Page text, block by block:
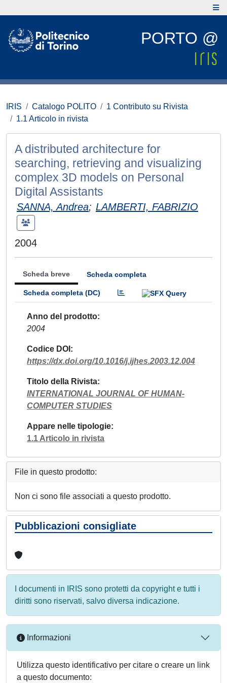
PORTO @
IRIS Catalogo POLITO
1 Contributo su Rivista
1.1 Articolo in rivista
A distributed architecture for
searching, retrieving and visualizing
complex 3D models on Personal
Digital Assistants
SANNA, Andrea; LAMBERTI, FABRIZIO
2004
Scheda breve Scheda completa
Scheda completa (DC)
Anno del prodotto
2004
Codice DOI
https://dx.doi.org/10.1016/j.ijhes.2003.12.004
Titolo della Rivista
INTERNATIONAL JOURNAL OF HUMAN-
COMPUTER STUDIES
Appare nelle tipologie
1.1 Articolo in rivista
File in questo prodotto:
Non ci sono file associati a questo prodotto.
Pubblicazioni consigliate
I documenti in IRIS sono protetti da copyright e tutti i
diritti sono riservati, salvo diversa indicazione.
Informazioni
Utilizza questo identificativo per citare o creare un link
a questo documento: